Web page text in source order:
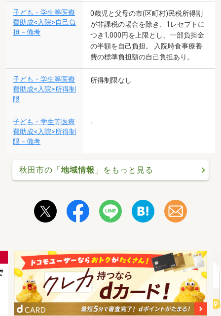
子ども・学生等医療
費助成<入院>自己負
担－備考
0歳児と父母の市(区町村)民税所得割
が非課税の場合を除き、1レセプトに
つき1,000円を上限とし、一部負担金
の半額を自己負担。 入院時食事療養
費の標準負担額の自己負担あり。
子ども・学生等医療
費助成<入院>所得制
限
所得制限なし
子ども・学生等医療
費助成<入院>所得制
限－備考
-
秋田市の「地域情報 」をもっと見る